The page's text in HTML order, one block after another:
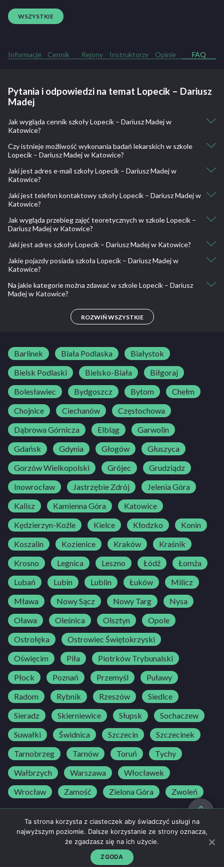
WSZYSTKIE
Informacje Cennik Rejony Instruktorzy Opinie FAQ
Pytania i odpowiedzi na temat Lopecik – Dariusz
Madej
Jak wygląda cennik szkoły Lopecik – Dariusz Madej w
Katowice?
Kurs weekendowy: 1990
Kurs Express: 2450
Jazdy dodatkowe : 70
Czy istnieje możliwość wykonania badań lekarskich w szkole
Lopecik – Dariusz Madej w Katowice?
Nie, nie ma takiej możliwości.
Jaki jest adres e-mail szkoły Lopecik – Dariusz Madej w
Katowice?
osk.lopecik@vp.pl
Jaki jest telefon kontaktowy szkoły Lopecik – Dariusz Madej w
Katowice?
507 418 458
Jak wygląda przebieg zajęć teoretycznych w szkole Lopecik –
Dariusz Madej w Katowice?
30 godzin lekcyjnych zajęć teoretycznych (wykłady z filmami i
programami multimedialnymi)
Jaki jest adres szkoły Lopecik – Dariusz Madej w Katowice?
Kościuszki 8, 40-049 Katowice, Polska
Jakie pojazdy posiada szkoła Lopecik – Dariusz Madej w
Katowice?
Toyota Yaris
Na jakie kategorie można zdawać w szkole Lopecik – Dariusz
Madej w Katowice?
ROZWIŃ WSZYSTKIE
Barlinek Biała Podlaska
Białystok
Bielsk Podlaski
Bielsko-Biała
Biłgoraj
Bolesławiec
Bydgoszcz Bytom
Chełm
Chojnice
Ciechanów
Częstochowa
Dąbrowa Górnicza
Elbląg
Garwolin
Gdańsk
Gdynia Głogów
Głuszyca
Gorzów Wielkopolski
Grójec
Grudziądz
Inowrocław
Jastrzębie Zdrój
Jelenia Góra
Kalisz
Kamienna Góra
Katowice
Kędzierzyn-Koźle
Kielce Kłodzko
Konin
Koszalin
Kozienice Kraków
Kraśnik
Krosno
Legnica Leszno Łódź
Łomża
Lubań
Lubin Lublin Łuków
Milicz
Mława
Nowy Sącz Nowy Targ
Nysa
Oława
Oleśnica Olsztyn
Opole
Ostrołęka
Ostrowiec Świętokrzyski
Oświęcim
Piła
Piotrków Trybunalski
Płock
Poznań Przemyśl
Puławy
Radom
Rybnik Rzeszów
Siedlce
Sieradz
Skierniewice Słupsk
Sochaczew
Suwałki
Świdnica Szczecin
Szczecinek
Tarnobrzeg
Tarnów Toruń
Tychy
Wałbrzych
Warszawa
Włocławek
Wrocław
Zamość Zielona Góra Zwoleń
NAPISZ DO NAS
kontakt@bedriver.pl
Regulamin
Ta strona korzysta z ciasteczek aby świadczyć usługi na
najwyższym poziomie. Dalsze korzystanie ze strony oznacza,
że zgadzasz się na ich użycie.
ZGODA